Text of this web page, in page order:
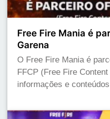
Free Fire Mania é
Garena
O Free Fire Mania é
FFCP (Free Fire
informações e